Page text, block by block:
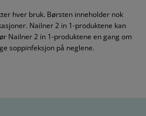
hver bruk. Børsten inneholder nok
Nailner 2 in 1-produktene kan
Nailner 2 in 1-produktene en gang om
soppinfeksjon på neglene.